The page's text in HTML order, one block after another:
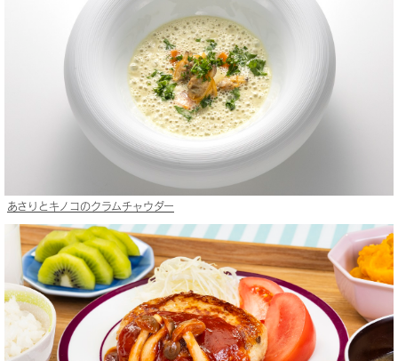
あさりとキノコのクラムチャウダー